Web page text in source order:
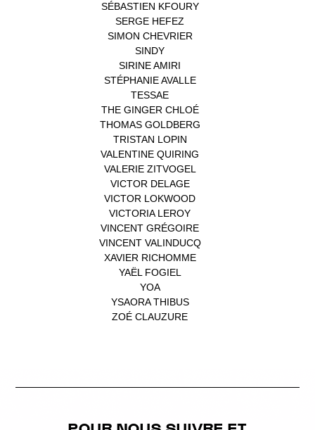
SÉBASTIEN KFOURY(1)
SERGE HEFEZ
SIMON CHEVRIER(1)
SINDY
SIRINE AMIRI
STÉPHANIE AVALLE(1)
TESSAE
THE GINGER CHLOÉ(1)
THOMAS GOLDBERG
TRISTAN LOPIN
VALENTINE QUIRING
VALERIE ZITVOGEL(1)
VICTOR DELAGE(1)
VICTOR LOKWOOD
VICTORIA LEROY
VINCENT GRÉGOIRE
VINCENT VALINDUCQ(1)
XAVIER RICHOMME(1)
YAËL FOGIEL(1)
YOA(1)
YSAORA THIBUS(1)
ZOÉ CLAUZURE